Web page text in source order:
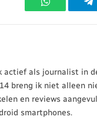
WhatsApp
actief als journalist in
breng ik niet alleen
en reviews
smartphones.